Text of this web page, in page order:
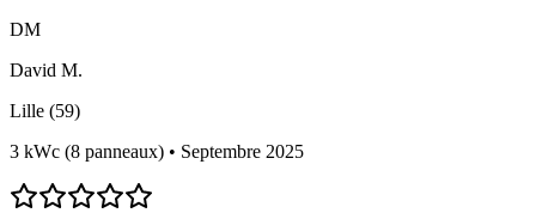
DM
David M.
Lille (59)
3 kWc (8 panneaux) • Septembre 2025